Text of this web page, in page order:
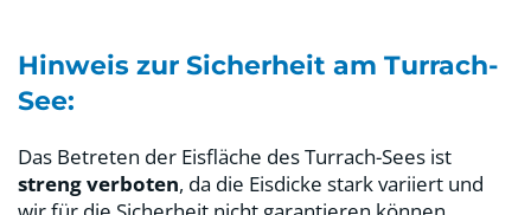
Hinweis zur Sicherheit am Turrach-
See:
Das Betreten der Eisfläche des Turrach-Sees ist
streng verboten, da die Eisdicke stark variiert und